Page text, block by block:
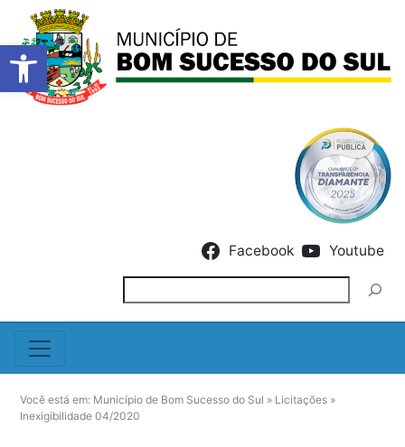
Barra de Ferramentas
Facebook Youtube
Você está em: Município de Bom Sucesso do Sul » Licitações »
Inexigibilidade 04/2020